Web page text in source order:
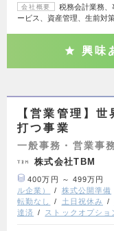
会社概要
税務会計業務
ービス、資産管理、生前対
興味
【営業管理】
打つ事業
一般事務・営業事
株式会社TBM
400万円 ～ 499万円
ル企業）
株式公開準備
転勤なし
土日祝休み
達済
ストックオプショ